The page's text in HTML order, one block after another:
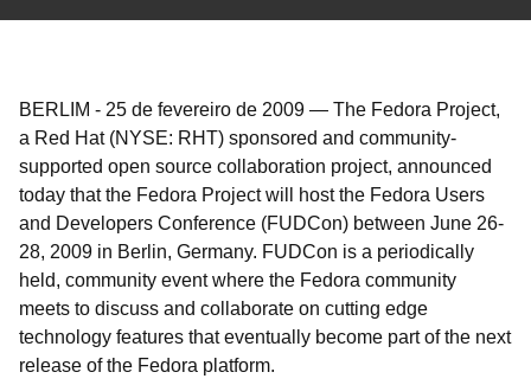
BERLIM - 25 de fevereiro de 2009 — The Fedora Project,
a Red Hat (NYSE: RHT) sponsored and community-
supported open source collaboration project, announced
today that the Fedora Project will host the Fedora Users
and Developers Conference (FUDCon) between June 26-
28, 2009 in Berlin, Germany. FUDCon is a periodically
held, community event where the Fedora community
meets to discuss and collaborate on cutting edge
technology features that eventually become part of the next
release of the Fedora platform.